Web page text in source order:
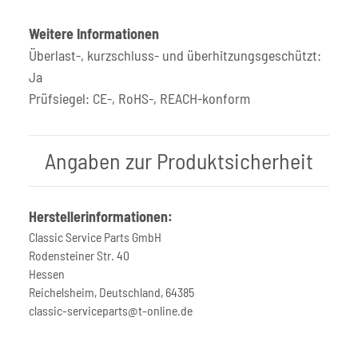
Weitere Informationen
Überlast-, kurzschluss- und überhitzungsgeschützt:
Ja
Prüfsiegel: CE-, RoHS-, REACH-konform
Angaben zur Produktsicherheit
Herstellerinformationen:
Classic Service Parts GmbH
Rodensteiner Str. 40
Hessen
Reichelsheim, Deutschland, 64385
classic-serviceparts@t-online.de